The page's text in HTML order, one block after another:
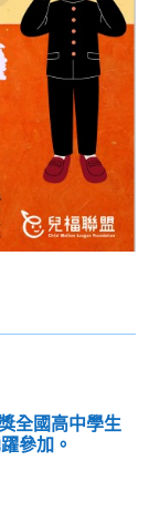
全國高中學生
參加。